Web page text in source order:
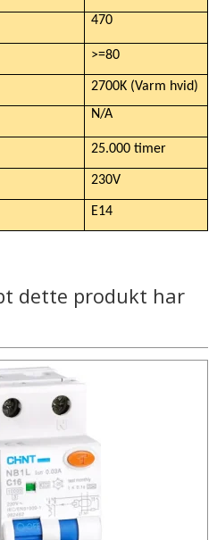
470
>=80
2700K (Varm hvid)
N/A
25.000 timer
230V
E14
dette produkt har